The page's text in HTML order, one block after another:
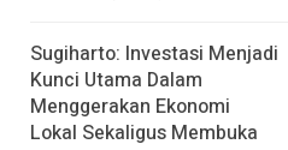
Sugiharto: Investasi Menjadi
Kunci Utama Dalam
Menggerakan Ekonomi
Lokal Sekaligus Membuka